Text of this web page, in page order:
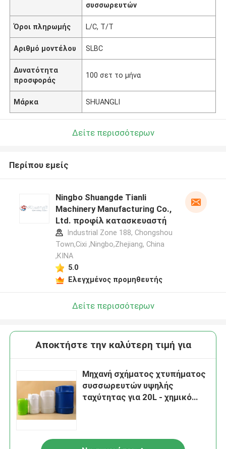
συσσωρευτών
Όροι πληρωμής L/C, T/T
Αριθμό μοντέλου SLBC
Δυνατότητα
προσφοράς
100 σετ το μήνα
Μάρκα SHUANGLI
Δείτε περισσότερων
Περίπου εμείς
Ningbo Shuangde Tianli
Machinery Manufacturing Co.,
Ltd. προφίλ κατασκευαστή
Industrial Zone 188, Chongshou
Town,Cixi ,Ningbo,Zhejiang, China
,ΚΙΝΑ
5.0
Ελεγχμένος προμηθευτής
Δείτε περισσότερων
Αποκτήστε την καλύτερη τιμή για
Μηχανή σχήματος χτυπήματος
συσσωρευτών υψηλής
ταχύτητας για 20L - χημικό